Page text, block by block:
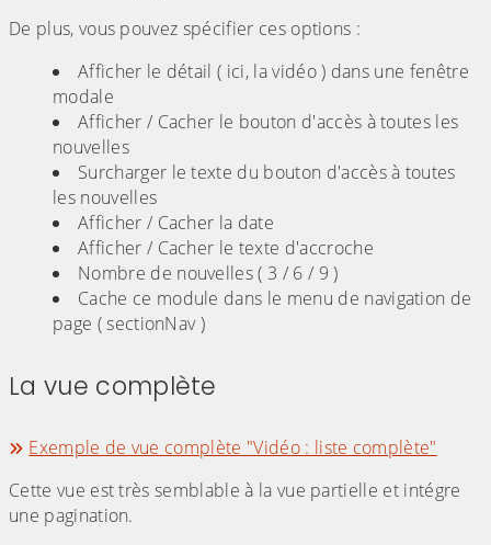
De plus, vous pouvez spécifier ces options :
Afficher le détail ( ici, la vidéo ) dans une fenêtre
modale
Afficher / Cacher le bouton d'accès à toutes les
nouvelles
Surcharger le texte du bouton d'accès à toutes
les nouvelles
Afficher / Cacher la date
Afficher / Cacher le texte d'accroche
Nombre de nouvelles ( 3 / 6 / 9 )
Cache ce module dans le menu de navigation de
page ( sectionNav )
La vue complète
Exemple de vue complète "Vidéo : liste complète"
Cette vue est très semblable à la vue partielle et intégre
une pagination.